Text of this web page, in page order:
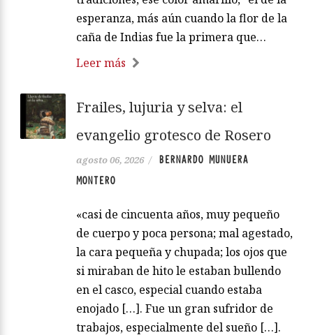
esperanza, más aún cuando la flor de la
caña de Indias fue la primera que…
Leer más
Frailes, lujuria y selva: el
evangelio grotesco de Rosero
agosto 06, 2026 /
BERNARDO MUNUERA
MONTERO
«casi de cincuenta años, muy pequeño
de cuerpo y poca persona; mal agestado,
la cara pequeña y chupada; los ojos que
si miraban de hito le estaban bullendo
en el casco, especial cuando estaba
enojado […]. Fue un gran sufridor de
trabajos, especialmente del sueño […].